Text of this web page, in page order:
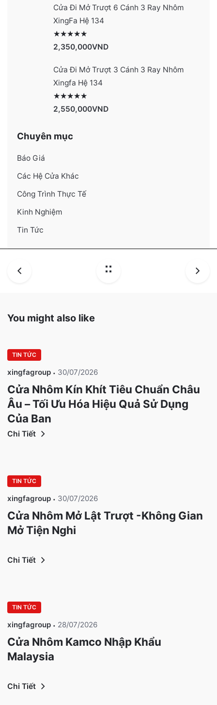
Cửa Đi Mở Trượt 6 Cánh 3 Ray Nhôm
XingFa Hệ 134
2,350,000VND
Cửa Đi Mở Trượt 3 Cánh 3 Ray Nhôm
Xingfa Hệ 134
2,550,000VND
Chuyên mục
Báo Giá
Các Hệ Cửa Khác
Công Trình Thực Tế
Kinh Nghiệm
Tin Tức
You might also like
TIN TỨC
xingfagroup 30/07/2026
Cửa Nhôm Kín Khít Tiêu Chuẩn Châu
Âu – Tối Ưu Hóa Hiệu Quả Sử Dụng
Của Bạn
Chi Tiết
TIN TỨC
xingfagroup 30/07/2026
Cửa Nhôm Mở Lật Trượt -Không Gian
Mở Tiện Nghi
Chi Tiết
TIN TỨC
xingfagroup 28/07/2026
Cửa Nhôm Kamco Nhập Khẩu
Malaysia
Chi Tiết